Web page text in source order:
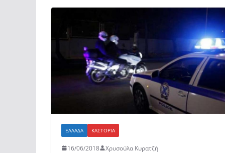
o
o
k
p
τε
ίτ
ε
ΕΛΛΆΔΑ ΚΑΣΤΟΡΙΆ
16/06/2018 Χρυσούλα Κυρατζή